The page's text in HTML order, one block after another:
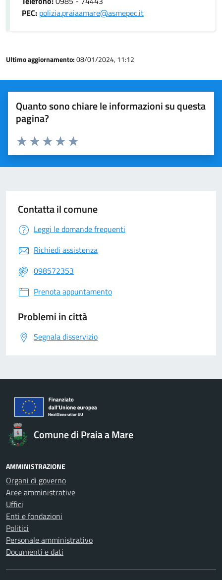
PEC: polizia.praiaamare@asmepec.it
Ultimo aggiornamento:08/01/2024, 11:12
Quanto sono chiare le informazioni su questa
pagina?
Valuta 5 stelle su 5
Valuta 4 stelle su 5
Valuta 3 stelle su 5
Valuta 2 stelle su 5
Valuta 1 stelle su 5
Contatta il comune
Leggi le domande frequenti
Richiedi assistenza
098572353
Prenota appuntamento
Problemi in città
Segnala disservizio
Comune di Praia a Mare
AMMINISTRAZIONE
Organi di governo
Aree amministrative
Uffici
Enti e fondazioni
Politici
Personale amministrativo
Documenti e dati